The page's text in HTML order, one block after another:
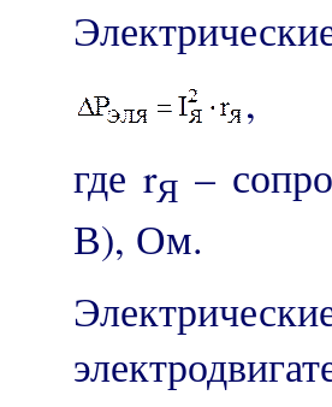
,
где rЯ –
В), Ом.